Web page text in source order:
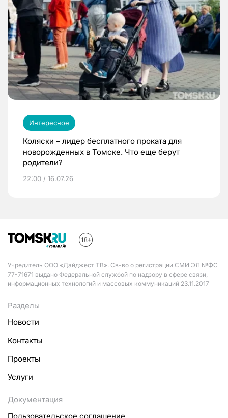
Интересное
Коляски – лидер бесплатного проката для
новорожденных в Томске. Что еще берут
родители?
22:00 / 16.07.26
Учредитель ООО «Дайджест ТВ». Св-во о регистрации СМИ ЭЛ №ФС
77-71671 выдано Федеральной службой по надзору в сфере связи,
информационных технологий и массовых коммуникаций 23.11.2017
Разделы
Новости
Контакты
Проекты
Услуги
Документация